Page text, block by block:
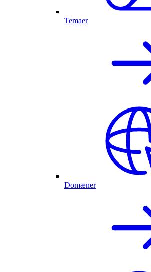
Temaer
Domæner